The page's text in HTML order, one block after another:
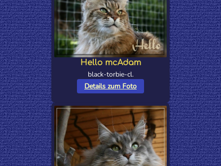
Hello mcAdam
black-torbie-cl.
Details zum Foto